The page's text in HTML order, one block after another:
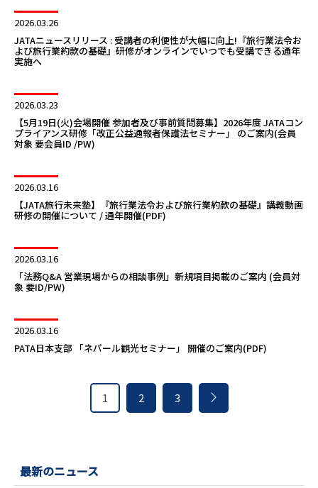
2026.03.26
JATAニュースリリース : 受講者の利便性が大幅に向上!『旅行業法令お
よび旅行業約款の基礎』研修がオンラインでいつでも受講できる通年
実施へ
2026.03.23
【5月19日(火)会場開催 参加者及び事前質問募集】2026年度 JATAコン
プライアンス研修「改正公益通報者保護法セミナー」 のご案内(会員
対象 要会員ID /PW)
2026.03.16
【JATA旅行未来塾】『旅行業法令および旅行業約款の基礎』講義動画
研修の開催について / 通年開催(PDF)
2026.03.16
「法務Q&A 営業現場からの相談事例」新規項目掲載のご案内 (会員対
象 要ID/PW)
2026.03.16
PATA日本支部 「ネパール観光セミナー」 開催のご案内(PDF)
1 2 3
最新のニュース